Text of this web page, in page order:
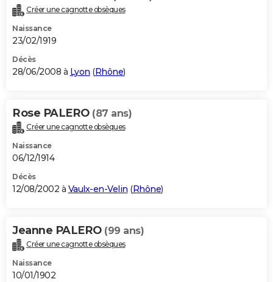
Créer une cagnotte obsèques
Naissance
23/02/1919
Décès
28/06/2008 à Lyon (Rhône)
Rose PALERO (87 ans)
Créer une cagnotte obsèques
Naissance
06/12/1914
Décès
12/08/2002 à Vaulx-en-Velin (Rhône)
Jeanne PALERO (99 ans)
Créer une cagnotte obsèques
Naissance
10/01/1902